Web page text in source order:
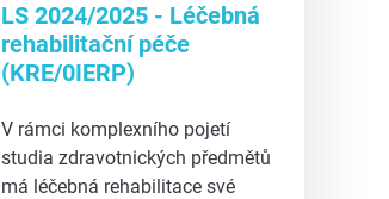
LS 2024/2025 - Léčebná
rehabilitační péče
(KRE/0IERP)
V rámci komplexního pojetí
studia zdravotnických předmětů
má léčebná rehabilitace své